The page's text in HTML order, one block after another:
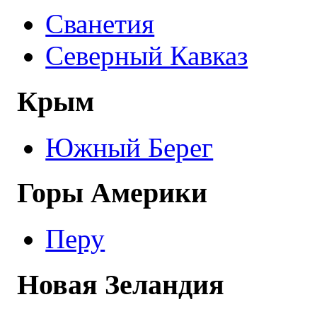
Сванетия
Северный Кавказ
Крым
Южный Берег
Горы Америки
Перу
Новая Зеландия